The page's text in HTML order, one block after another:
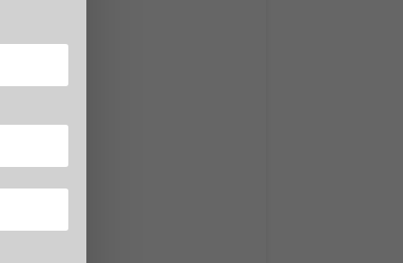
il